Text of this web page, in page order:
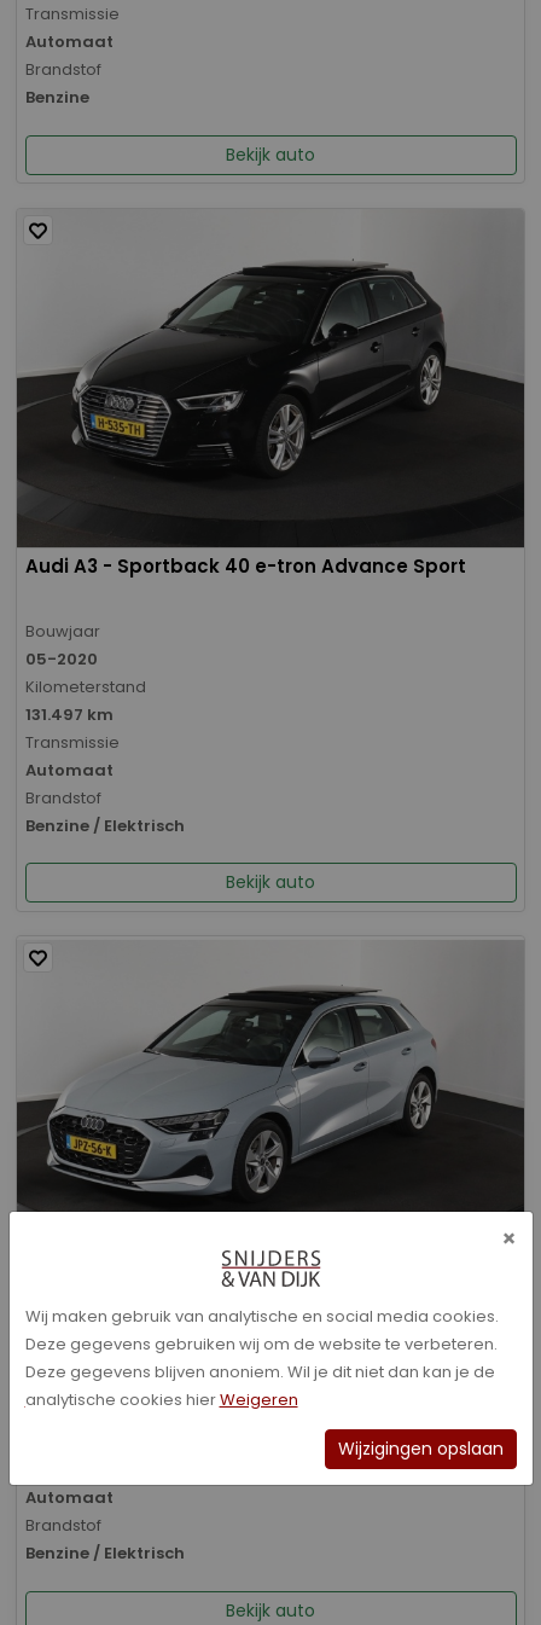
Transmissie
Automaat
Brandstof
Benzine
Bekijk auto
Audi A3 - Sportback 40 e-tron Advance Sport
Bouwjaar
05-2020
Kilometerstand
131.497 km
Transmissie
Automaat
Brandstof
Benzine / Elektrisch
Bekijk auto
Audi A3 - Sportback 40 TFSI e Advanced edition
Bouwjaar
01-2026
Kilometerstand
Automaat
Brandstof
Benzine / Elektrisch
Bekijk auto
×
Wij maken gebruik van analytische en social media cookies.
Deze gegevens gebruiken wij om de website te verbeteren.
Deze gegevens blijven anoniem. Wil je dit niet dan kan je de
analytische cookies hierWeigeren
Wijzigingen opslaan